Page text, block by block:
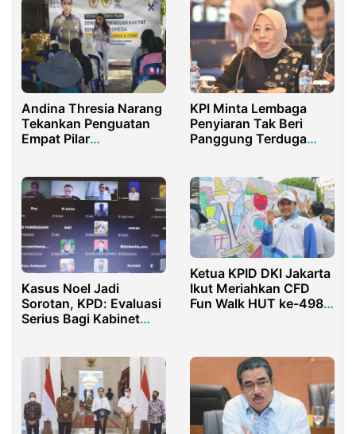
Andina Thresia Narang
Tekankan Penguatan
Empat Pilar
KPI Minta Lembaga
Penyiaran Tak Beri
Panggung Terduga
Kasus Noel Jadi
Sorotan, KPD: Evaluasi
Serius Bagi Kabinet
Ketua KPID DKI Jakarta
Ikut Meriahkan CFD
Fun Walk HUT ke-498